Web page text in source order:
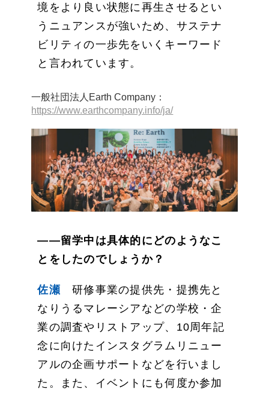
境をより良い状態に再生させるとい
うニュアンスが強いため、サステナ
ビリティの一歩先をいくキーワード
と言われています。
一般社団法人Earth Company：
https://www.earthcompany.info/ja/
——留学中は具体的にどのようなこ
とをしたのでしょうか？
佐瀬 研修事業の提供先・提携先と
なりうるマレーシアなどの学校・企
業の調査やリストアップ、10周年記
念に向けたインスタグラムリニュー
アルの企画サポートなどを行いまし
た。また、イベントにも何度か参加